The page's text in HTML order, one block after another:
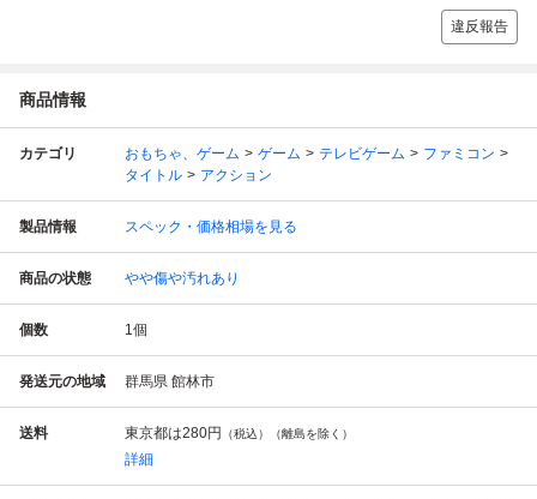
違反報告
商品情報
カテゴリ おもちゃ、ゲーム ゲーム テレビゲーム
ファミコン
タイトル
アクション
製品情報 スペック・価格相場を見る
商品の状態 やや傷や汚れあり
個数 1個
発送元の地域 群馬県 館林市
送料 東京都は280円 （税込）（離島を除く）
詳細